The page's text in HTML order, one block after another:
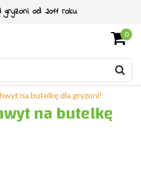
od 2011 roku
0
na butelkę dla gryzoni!
na butelkę